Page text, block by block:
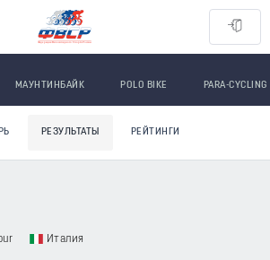
МАУНТИНБАЙК POLO BIKE PARA-CYCLING
РЕЗУЛЬТАТЫ РЕЙТИНГИ
Италия